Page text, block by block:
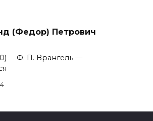
(Федор) Петрович
Ф. П. Врангель —